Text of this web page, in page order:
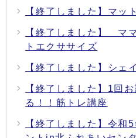
【終了しました】マッ
【終了しました】 マ
トエクササイズ
【終了しました】シェ
【終了しました】1回
る！！筋トレ講座
【終了しました】令和